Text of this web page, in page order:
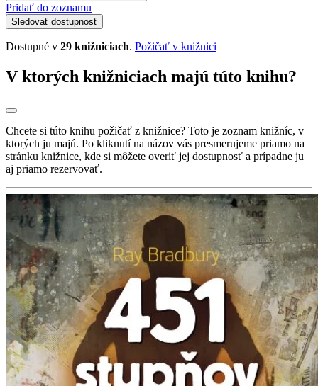
Pridať do zoznamu
Sledovať dostupnosť
Dostupné v 29 knižniciach. Požičať v knižnici
V ktorých knižniciach majú túto knihu?
Chcete si túto knihu požičať z knižnice? Toto je zoznam knižníc, v
ktorých ju majú. Po kliknutí na názov vás presmerujeme priamo na
stránku knižnice, kde si môžete overiť jej dostupnosť a prípadne ju
aj priamo rezervovať.